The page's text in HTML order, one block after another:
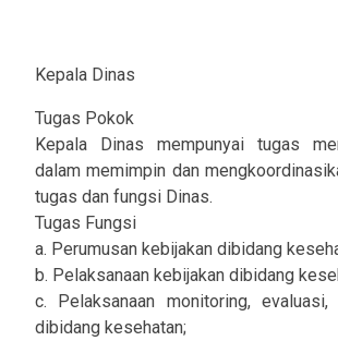
Kepala Dinas
Tugas Pokok
Kepala Dinas mempunyai tugas
dalam memimpin dan
tugas dan fungsi Dinas.
Tugas Fungsi
a. Perumusan kebijakan dibidang
b. Pelaksanaan kebijakan dibidang
c. Pelaksanaan monitoring, evaluasi,
dibidang kesehatan;